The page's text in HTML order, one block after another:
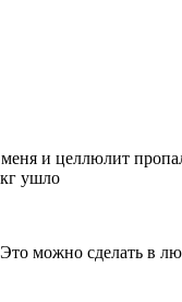
и целлюлит
ушло
можно сделать в